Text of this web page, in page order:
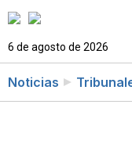
6 de agosto de 2026
Noticias